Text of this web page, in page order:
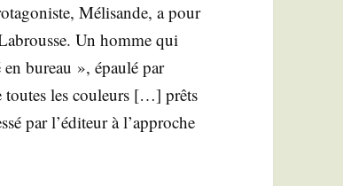
Méli­sande, a pour
Un homme qui
en bureau », épau­lé par
toutes les cou­leurs […] prêts
par l’éditeur à l’approche